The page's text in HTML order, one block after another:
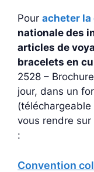
Pour acheter
nationale des
articles de
bracelets en
2528 –
jour, dans un
vous rendre
:
Convention